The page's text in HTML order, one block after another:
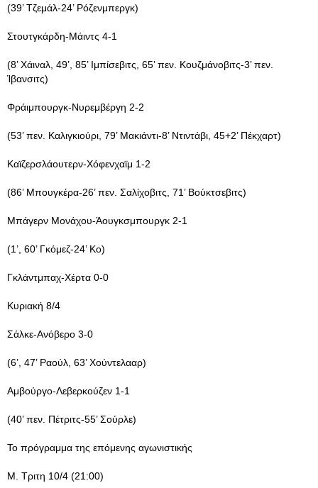
(39’ Τζεμάλ-24’ Ρόζενμπεργκ)
Στουτγκάρδη-Μάιντς 4-1
(8’ Χάιναλ, 49’, 85’ Ιμπίσεβιτς, 65’ πεν. Κουζμάνοβιτς-3’ πεν.
Ίβανσιτς)
Φράιμπουργκ-Νυρεμβέργη 2-2
(53’ πεν. Καλιγκιούρι, 79’ Μακιάντι-8’ Ντιντάβι, 45+2’ Πέκχαρτ)
Καϊζερσλάουτερν-Χόφενχαϊμ 1-2
(86’ Μπουγκέρα-26’ πεν. Σαλίχοβιτς, 71’ Βούκτσεβιτς)
Μπάγερν Μονάχου-Άουγκσμπουργκ 2-1
(1’, 60’ Γκόμεζ-24’ Κο)
Γκλάντμπαχ-Χέρτα 0-0
Κυριακή 8/4
Σάλκε-Ανόβερο 3-0
(6’, 47’ Ραούλ, 63’ Χούντελααρ)
Αμβούργο-Λεβερκούζεν 1-1
(40’ πεν. Πέτριτς-55’ Σούρλε)
Το πρόγραμμα της επόμενης αγωνιστικής
Μ. Τριτη 10/4 (21:00)